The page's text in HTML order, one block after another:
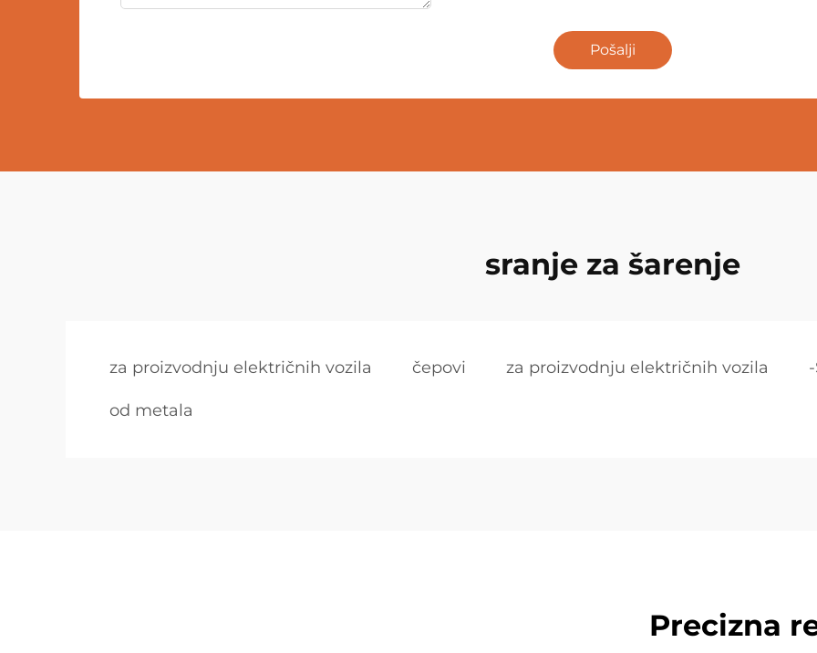
Pošalji
sranje za šarenje
za proizvodnju električnih vozila čepovi za proizvodnju električnih vozila
od metala
Precizna